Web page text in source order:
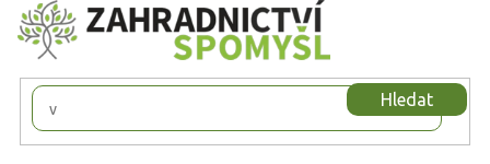
Přejít
na
obsah
Hledat